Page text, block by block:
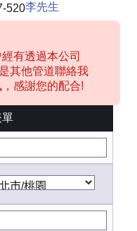
520李先生
有透過本公司
其他管道聯絡我
感謝您的配合!
單